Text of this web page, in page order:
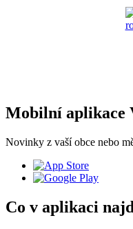
Mobilní aplikace
Novinky z vaší obce nebo
Co v aplikaci